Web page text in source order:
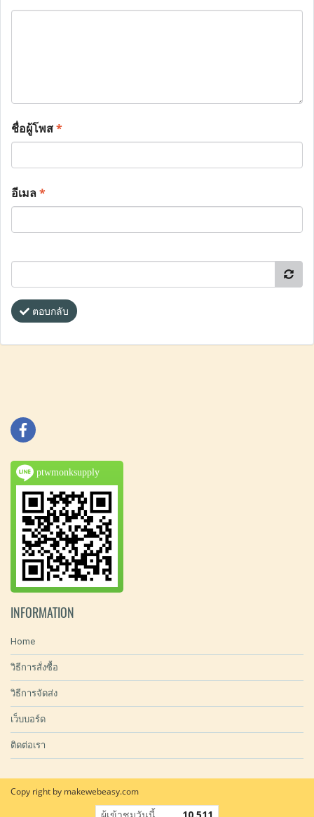
ชื่อผู้โพส*
อีเมล*
ตอบกลับ
ptwmonksupply
INFORMATION
Home
วิธีการสั่งซื้อ
วิธีการจัดส่ง
เว็บบอร์ด
ติดต่อเรา
Copy right by makewebeasy.com
ผู้เข้าชมวันนี้ 10,511